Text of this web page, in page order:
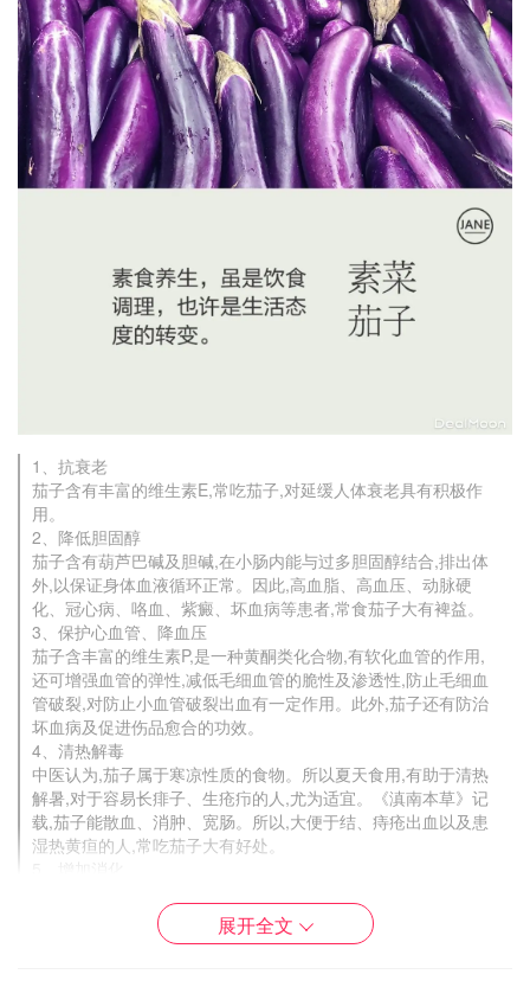
1、抗衰老
茄子含有丰富的维生素E,常吃茄子,对延缓人体衰老具有积极作
用。
2、降低胆固醇
茄子含有葫芦巴碱及胆碱,在小肠内能与过多胆固醇结合,排出体
外,以保证身体血液循环正常。因此,高血脂、高血压、动脉硬
化、冠心病、咯血、紫癜、坏血病等患者,常食茄子大有裨益。
3、保护心血管、降血压
茄子含丰富的维生素P,是一种黄酮类化合物,有软化血管的作用,
还可增强血管的弹性,减低毛细血管的脆性及渗透性,防止毛细血
管破裂,对防止小血管破裂出血有一定作用。此外,茄子还有防治
坏血病及促进伤品愈合的功效。
4、清热解毒
中医认为,茄子属于寒凉性质的食物。所以夏天食用,有助于清热
解暑,对于容易长痱子、生疮疖的人,尤为适宜。《滇南本草》记
载,茄子能散血、消肿、宽肠。所以,大便于结、痔疮出血以及患
湿热黄疸的人,常吃茄子大有好处。
泌增加和消化运动的增强。展开全文